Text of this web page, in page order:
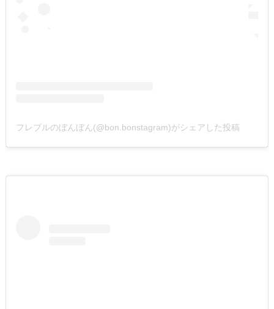
フレブルのぼんぼん(@bon.bonstagram)がシェアした投稿